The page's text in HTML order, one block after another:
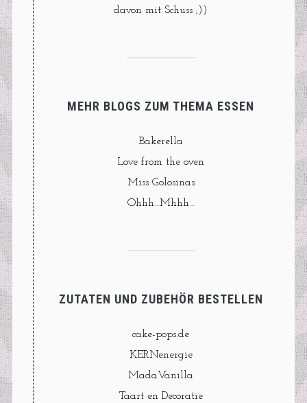
davon mit Schuss ;))
MEHR BLOGS ZUM THEMA ESSEN
Bakerella
Love from the oven
Miss Golosinas
Ohhh…Mhhh…
ZUTATEN UND ZUBEHÖR BESTELLEN
cake-pops.de
KERNenergie
MadaVanilla
Taart en Decoratie